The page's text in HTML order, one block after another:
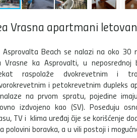
Vrasna apartmani
Asprovalta Beach se nalazi na oko
Vrasne ka Asprovalti, u neposrednoj
raspolaže dvokrevetnim i
i petokrevetnim dupleks
na prvom spratu, pojedine
izdvojeno kao (SV). Poseduju
TV i klima uređaj čije se korišćenje
polovini boravka, a u vili postoji i